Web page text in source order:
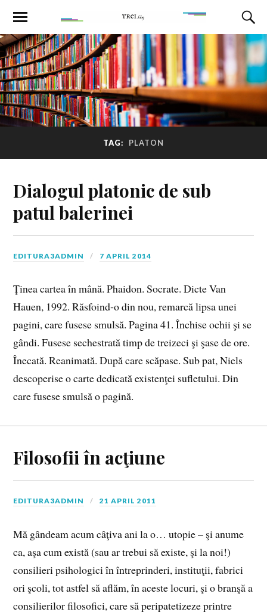
TAG: PLATON
Dialogul platonic de sub
patul balerinei
EDITURA3ADMIN 7 APRIL 2014
Ţinea cartea în mână. Phaidon. Socrate. Dicte Van
Hauen, 1992. Răsfoind‑o din nou, remarcă lipsa unei
pagini, care fusese smulsă. Pagina 41. Închise ochii şi se
gândi. Fusese sechestrată timp de treizeci şi şase de ore.
Înecată. Reanimată. După care scăpase. Sub pat, Niels
descoperise o carte dedicată existenţei sufletului. Din
care fusese smulsă o pagină.
Filosofii în acţiune
EDITURA3ADMIN 21 APRIL 2011
Mă gândeam acum câţiva ani la o… utopie – şi anume
ca, aşa cum există (sau ar trebui să existe, şi la noi!)
consilieri psihologici în întreprinderi, instituţii, fabrici
ori şcoli, tot astfel să aflăm, în aceste locuri, şi o branşă a
consilierilor filosofici, care să peripatetizeze printre